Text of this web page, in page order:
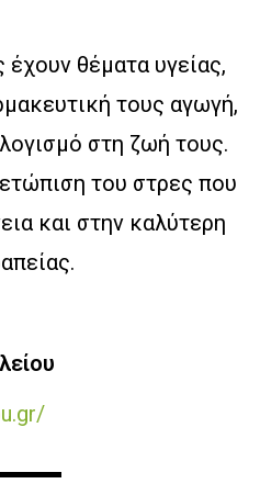
θέματα υγείας,
τους αγωγή,
στη ζωή τους.
του στρες που
και στην καλύτερη